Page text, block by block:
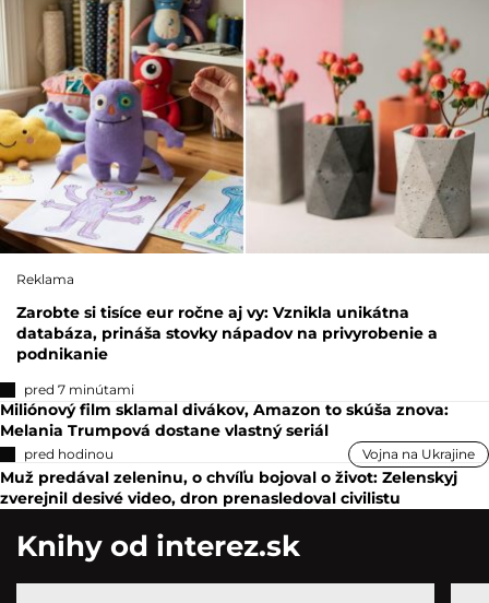
Reklama
Zarobte si tisíce eur ročne aj vy: Vznikla unikátna
databáza, prináša stovky nápadov na privyrobenie a
podnikanie
pred 7 minútami
Miliónový film sklamal divákov, Amazon to skúša znova:
Melania Trumpová dostane vlastný seriál
pred hodinou Vojna na Ukrajine
Muž predával zeleninu, o chvíľu bojoval o život: Zelenskyj
zverejnil desivé video, dron prenasledoval civilistu
Knihy od interez.sk